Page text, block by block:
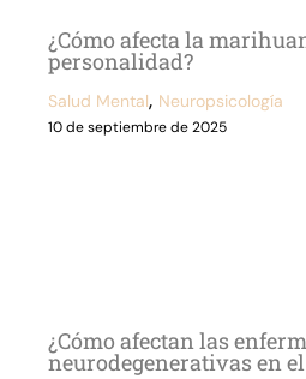
¿Cómo afecta la
personalidad?
Salud Mental, Neuropsicología
10 de septiembre de 2025
¿Cómo afectan las
neurodegenerativas en